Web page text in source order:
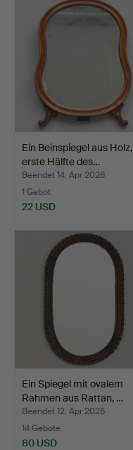
Ein Beinspiegel aus Holz,
erste Hälfte des…
Beendet 14. Apr 2026
1 Gebot
22 USD
Ein Spiegel mit ovalem
Rahmen aus Rattan, …
Beendet 12. Apr 2026
14 Gebote
80 USD